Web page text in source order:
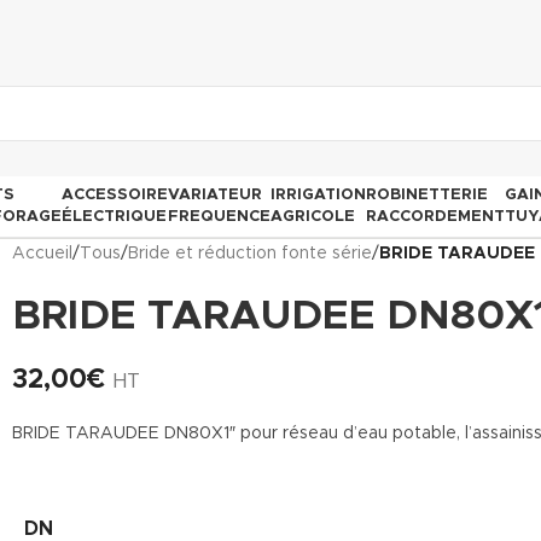
ACCESSOIRE
ÉLECTRIQUE
VARIATEUR
FREQUENCE
IRRIGATION
AGRICOLE
ROBINETTERIE
RACCORDEMENT
Accueil / Tous/ Bride et réduction fonte série/ BRIDE
BRIDE TARAUDEE
32,00€ HT
BRIDE TARAUDEE DN80X1″ pour réseau d’eau potable,
DN